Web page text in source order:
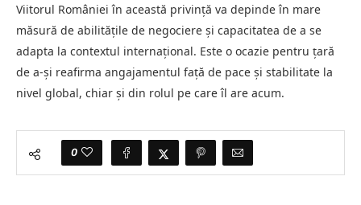
Viitorul României în această privință va depinde în mare
măsură de abilitățile de negociere și capacitatea de a se
adapta la contextul internațional. Este o ocazie pentru țară
de a-și reafirma angajamentul față de pace și stabilitate la
nivel global, chiar și din rolul pe care îl are acum.
0